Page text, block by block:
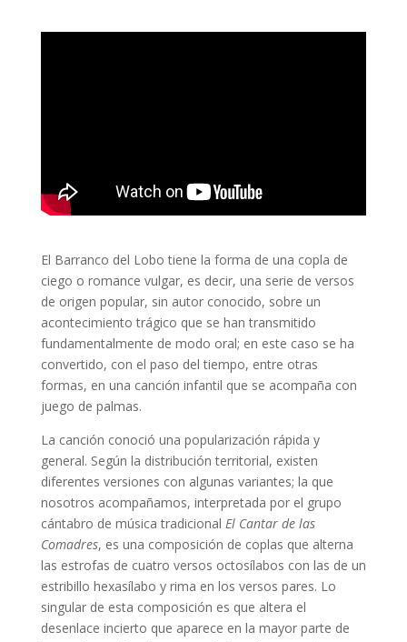
El Barranco del Lobo tiene la forma de una copla de
ciego o romance vulgar, es decir, una serie de versos
de origen popular, sin autor conocido, sobre un
acontecimiento trágico que se han transmitido
fundamentalmente de modo oral; en este caso se ha
convertido, con el paso del tiempo, entre otras
formas, en una canción infantil que se acompaña con
juego de palmas.
La canción conoció una popularización rápida y
general. Según la distribución territorial, existen
diferentes versiones con algunas variantes; la que
nosotros acompañamos, interpretada por el grupo
cántabro de música tradicional El Cantar de las
Comadres, es una composición de coplas que alterna
las estrofas de cuatro versos octosílabos con las de un
estribillo hexasílabo y rima en los versos pares. Lo
singular de esta composición es que altera el
desenlace incierto que aparece en la mayor parte de